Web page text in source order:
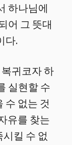
하나님에
어 그 뜻대
다.
귀코자 하
실현할 수
수 없는 것
유를 찾는
킬 수 없